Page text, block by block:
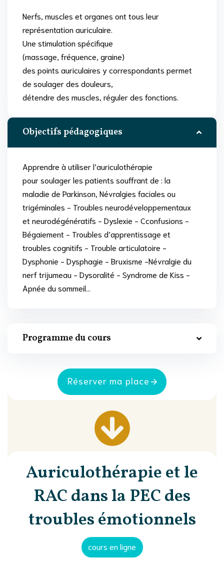
Objectifs pédagogiques
Apprendre à utiliser l’auriculothérapie
pour soulager les patients souffrant de : la
maladie de Parkinson, Névralgies faciales ou
trigéminales - Troubles neurodéveloppementaux
et neurodégénératifs - Dyslexie - Cconfusions -
Bégaiement - Troubles d’apprentissage et
troubles cognitifs - Trouble articulatoire -
Dysphonie - Dysphagie - Bruxisme -Névralgie du
nerf trijumeau - Dysoralité - Syndrome de Kiss -
Apnée du sommeil…
Programme du cours
Réserver ma place
Nerfs, muscles et organes ont tous leur
représentation auriculaire.
Une stimulation spécifique
(massage, fréquence, graine)
des points auriculaires y correspondants permet
de soulager des douleurs,
détendre des muscles, réguler des fonctions.
Auriculothérapie et le
RAC dans la PEC des
troubles émotionnels
cours en ligne